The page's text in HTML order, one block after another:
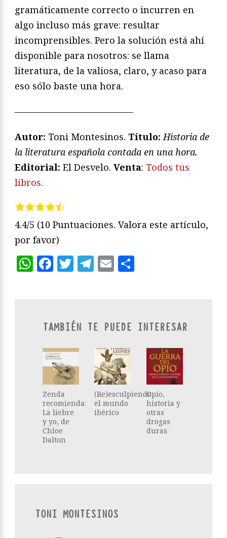
gramáticamente correcto o incurren en
algo incluso más grave: resultar
incomprensibles. Pero la solución está ahí
disponible para nosotros: se llama
literatura, de la valiosa, claro, y acaso para
eso sólo baste una hora.
—————————————
Autor: Toni Montesinos. Título:Historia de
la literatura española contada en una hora.
Editorial: El Desvelo. Venta: Todos tus
libros.
4.4/5 (10 Puntuaciones. Valora este artículo,
por favor)
WhatsApp
Facebook
Twitter
Telegram
Email
TAMBIÉN TE PUEDE INTERESAR
Zenda
recomienda:
La liebre
y yo, de
Chloe
Dalton
(Re)esculpiendo
el mundo
ibérico
Opio,
historia y
otras
drogas
duras
TONI MONTESINOS